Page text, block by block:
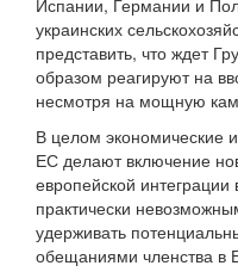
Испании, Германии и
украинских
представить, что ждет
образом реагируют на
несмотря на мощную
В целом экономические
ЕС делают включение
европейской
практически
удерживать
обещаниями членства в